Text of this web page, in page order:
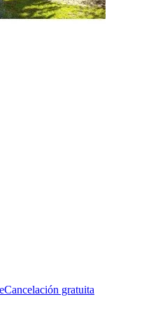
Cancelación gratuita